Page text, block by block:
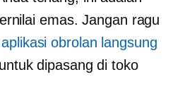
emas. Jangan ragu
aplikasi obrolan langsung
dipasang di toko